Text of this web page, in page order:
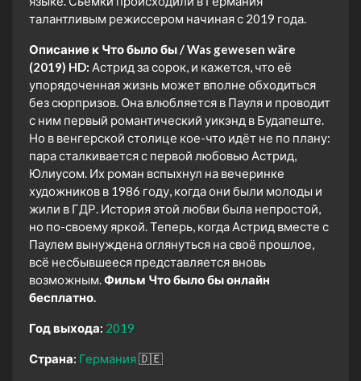
талантливым режиссером начиная с 2019 года.
Описание к Что было бы / Was gewesen wäre
(2019) HD: Астрид за сорок, и кажется, что её
упорядоченная жизнь может вполне обходиться
без сюрпризов. Она влюбляется в Пауля и проводит
с ним первый романтический уикэнд в Будапеште.
Но в венгерской столице кое-что идёт не по плану:
пара сталкивается с первой любовью Астрид,
Юлиусом. Их роман вспыхнул на вечеринке
художников в 1986 году, когда они были молоды и
жили в ГДР. История этой любви была непростой,
но по-своему яркой. Теперь, когда Астрид вместе с
Паулем вынуждена оглянуться на своё прошлое,
всё несбывшееся представляется вновь
возможным.Фильм Что было бы онлайн
бесплатно.
Год выхода: 2019
Страна: Германия🇩🇪